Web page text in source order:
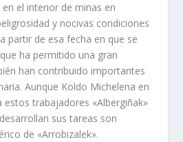
el interior de minas en
y nocivas condiciones
partir de esa fecha en que se
ha permitido una gran
han contribuido importantes
Aunque Koldo Michelena en
estos trabajadores «Albergiñak»
sus tareas son
de «Arrobizalek».